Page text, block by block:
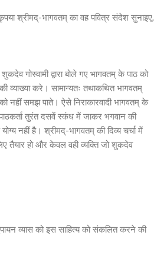
श्रीमद्-भागवतम् का वह पवित्र संदेश सुनाइए,
गोस्वामी द्वारा बोले गए भागवतम् के पाठ को
करे। सामान्यतः तथाकथित भागवतम्
को नहीं समझ पाते। ऐसे निराकारवादी भागवतम् के
तुरंत दसवें स्कंध में जाकर भगवान की
नहीं है। श्रीमद्-भागवतम् की दिव्य चर्चा में
तैयार हो और केवल वही व्यक्ति जो शुकदेव
व्यास को इस साहित्य को संकलित करने की